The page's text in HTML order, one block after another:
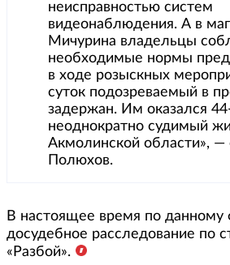
неисправностью систем
видеонаблюдения. А в
Мичурина владельцы
необходимые нормы
в ходе розыскных
суток подозреваемый в
задержан. Им оказался
неоднократно судимый
Акмолинской области», —
Полюхов.
В настоящее время по данному
досудебное расследование по
«Разбой».